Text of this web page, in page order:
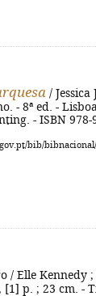
/
- 8ª ed. -
- ISBN 978-
bib/bibnacional/
/ Elle Kennedy
p. ; 23 cm. -